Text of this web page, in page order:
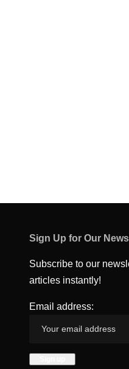
Sign Up for Our
Subscribe to our
articles instantly!
Email address: